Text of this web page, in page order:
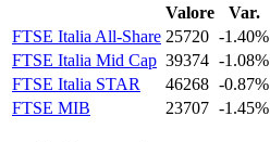
Valore
Var.
FTSE Italia All-Share 25720 -1.40%
FTSE Italia Mid Cap 39374 -1.08%
FTSE Italia STAR
46268 -0.87%
FTSE MIB
23707 -1.45%